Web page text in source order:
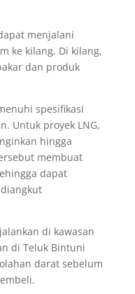
menjalani
ke kilang. Di kilang,
dan produk
spesifikasi
Untuk proyek LNG,
hingga
membuat
dapat
di kawasan
di Teluk Bintuni
darat sebelum